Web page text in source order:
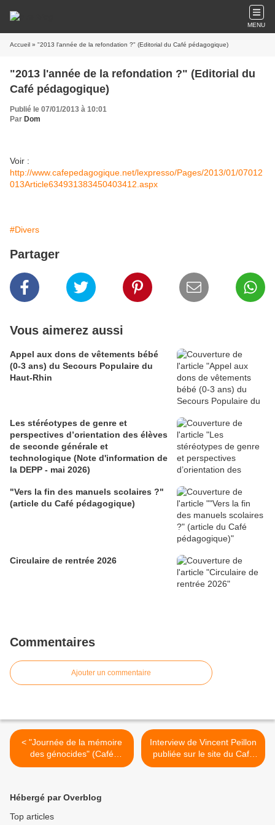
MENU
Accueil » "2013 l'année de la refondation ?" (Editorial du Café pédagogique)
"2013 l'année de la refondation ?" (Editorial du
Café pédagogique)
Publié le 07/01/2013 à 10:01
Par Dom
Voir :
http://www.cafepedagogique.net/lexpresso/Pages/2013/01/07012
013Article634931383450403412.aspx
#Divers
Partager
Vous aimerez aussi
Appel aux dons de vêtements bébé
(0-3 ans) du Secours Populaire du
Haut-Rhin
Les stéréotypes de genre et
perspectives d’orientation des élèves
de seconde générale et
technologique (Note d'information de
la DEPP - mai 2026)
"Vers la fin des manuels scolaires ?"
(article du Café pédagogique)
Circulaire de rentrée 2026
Commentaires
Ajouter un commentaire
< "Journée de la mémoire
des génocides" (Café
pédagogique)
Interview de Vincent Peillon
publiée sur le site du Café
pédagogique le 7 janvier
Hébergé par Overblog
Top articles